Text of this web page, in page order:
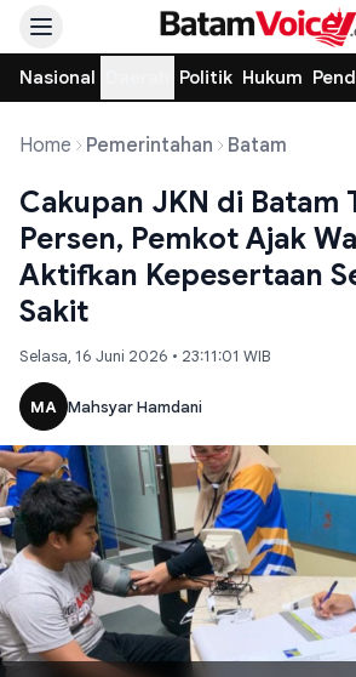
Nasional Politik Hukum
Home Pemerintahan Batam
Cakupan JKN di Batam
Persen, Pemkot Ajak
Aktifkan Kepesertaan
Sakit
Selasa, 16 Juni 2026 • 23:11:01 WIB
MA Mahsyar Hamdani